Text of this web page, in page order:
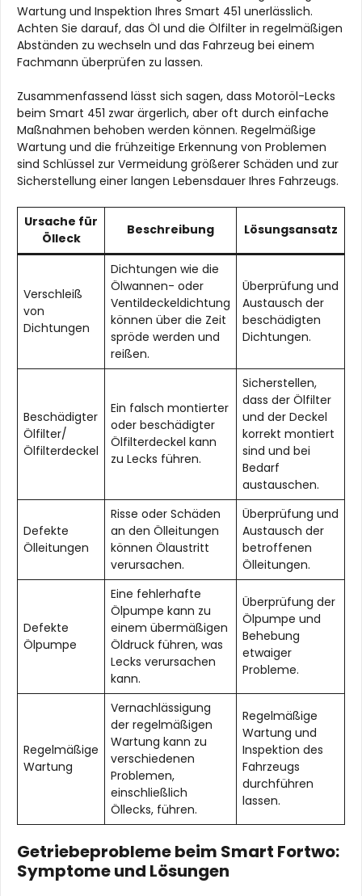
Wartung und Inspektion Ihres Smart 451 unerlässlich.
Achten Sie darauf, das Öl und die Ölfilter in regelmäßigen
Abständen zu wechseln und das Fahrzeug bei einem
Fachmann überprüfen zu lassen.
Zusammenfassend lässt sich sagen, dass Motoröl-Lecks
beim Smart 451 zwar ärgerlich, aber oft durch einfache
Maßnahmen behoben werden können. Regelmäßige
Wartung und die frühzeitige Erkennung von Problemen
sind Schlüssel zur Vermeidung größerer Schäden und zur
Sicherstellung einer langen Lebensdauer Ihres Fahrzeugs.
Ursache für
Ölleck
Beschreibung Lösungsansatz
Verschleiß
von
Dichtungen
Dichtungen wie die
Ölwannen- oder
Ventildeckeldichtung
können über die Zeit
spröde werden und
reißen.
Überprüfung und
Austausch der
beschädigten
Dichtungen.
Beschädigter
Ölfilter/
Ölfilterdeckel
Ein falsch montierter
oder beschädigter
Ölfilterdeckel kann
zu Lecks führen.
Sicherstellen,
dass der Ölfilter
und der Deckel
korrekt montiert
sind und bei
Bedarf
austauschen.
Defekte
Ölleitungen
Risse oder Schäden
an den Ölleitungen
können Ölaustritt
verursachen.
Überprüfung und
Austausch der
betroffenen
Ölleitungen.
Defekte
Ölpumpe
Eine fehlerhafte
Ölpumpe kann zu
einem übermäßigen
Öldruck führen, was
Lecks verursachen
kann.
Überprüfung der
Ölpumpe und
Behebung
etwaiger
Probleme.
Regelmäßige
Wartung
Vernachlässigung
der regelmäßigen
Wartung kann zu
verschiedenen
Problemen,
einschließlich
Öllecks, führen.
Regelmäßige
Wartung und
Inspektion des
Fahrzeugs
durchführen
lassen.
Getriebeprobleme beim Smart Fortwo:
Symptome und Lösungen